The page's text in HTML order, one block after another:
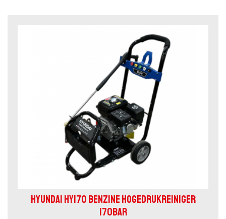
HYUNDAI HY170 BENZINE HOGEDRUKREINIGER
170BAR